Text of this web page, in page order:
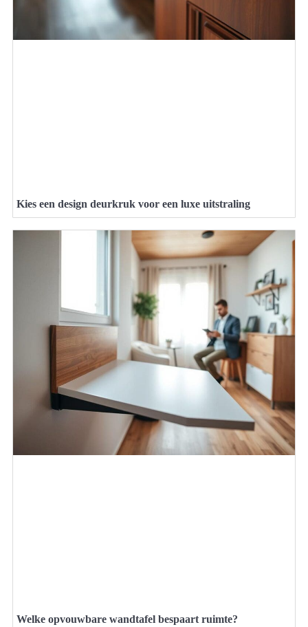
Kies een design deurkruk voor een luxe uitstraling
Welke opvouwbare wandtafel bespaart ruimte?